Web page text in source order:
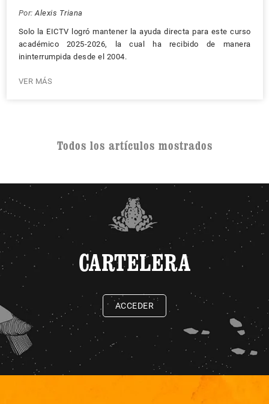
Por: Alexis Triana
Solo la EICTV logró mantener la ayuda directa para este curso
académico 2025-2026, la cual ha recibido de manera
ininterrumpida desde el 2004.
VER MÁS
Todos los artículos mostrados
CARTELERA
ACCEDER